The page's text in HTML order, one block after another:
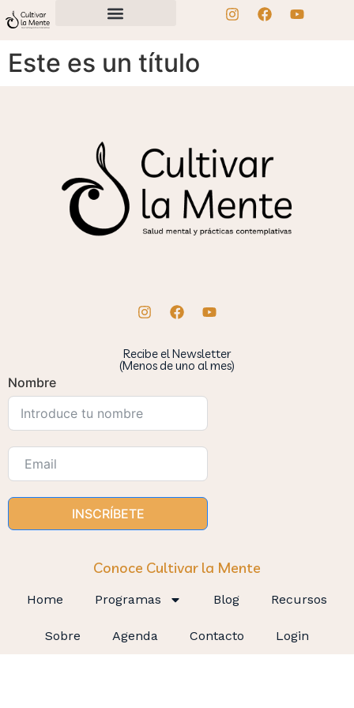
Este es un título
Recibe el Newsletter
(Menos de uno al mes)
Nombre
INSCRÍBETE
Conoce Cultivar la Mente
Home Programas Blog Recursos
Sobre Agenda Contacto Login